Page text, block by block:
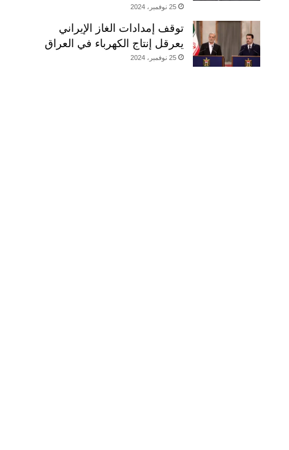
25 نوفمبر، 2024
توقف إمدادات الغاز الإيراني
يعرقل إنتاج الكهرباء في العراق
25 نوفمبر، 2024